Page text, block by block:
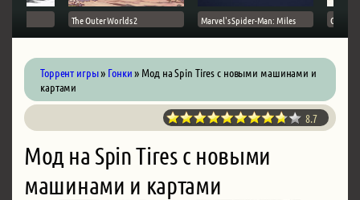
The Outer Worlds 2 Marvel's Spider-Man: Miles Ghost
Торрент игры» Гонки» Мод на Spin Tires с новыми машинами и
картами
8.7
Мод на Spin Tires с новыми
машинами и картами